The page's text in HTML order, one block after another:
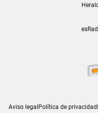
Aviso legal Política de privacidad